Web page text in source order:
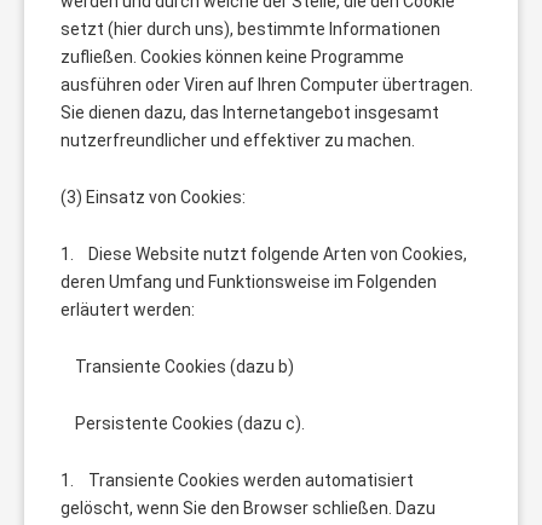
setzt (hier durch uns), bestimmte Informationen
zufließen. Cookies können keine Programme
ausführen oder Viren auf Ihren Computer übertragen.
Sie dienen dazu, das Internetangebot insgesamt
nutzerfreundlicher und effektiver zu machen.
(3) Einsatz von Cookies:
1. Diese Website nutzt folgende Arten von Cookies,
deren Umfang und Funktionsweise im Folgenden
erläutert werden:
Transiente Cookies (dazu b)
Persistente Cookies (dazu c).
1. Transiente Cookies werden automatisiert
gelöscht, wenn Sie den Browser schließen. Dazu